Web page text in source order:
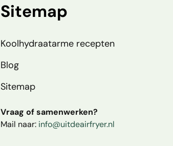
Sitemap
Koolhydraatarme recepten
Blog
Sitemap
Vraag of samenwerken?
Mail naar: info@uitdeairfryer.nl